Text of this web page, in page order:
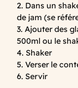
2. Dans un
de jam (se
3. Ajouter des
500ml ou le
4. Shaker
5. Verser le
6. Servir